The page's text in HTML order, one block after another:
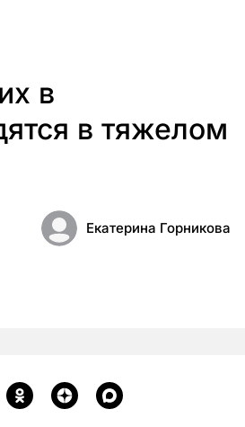
в
в тяжелом
Екатерина Горникова